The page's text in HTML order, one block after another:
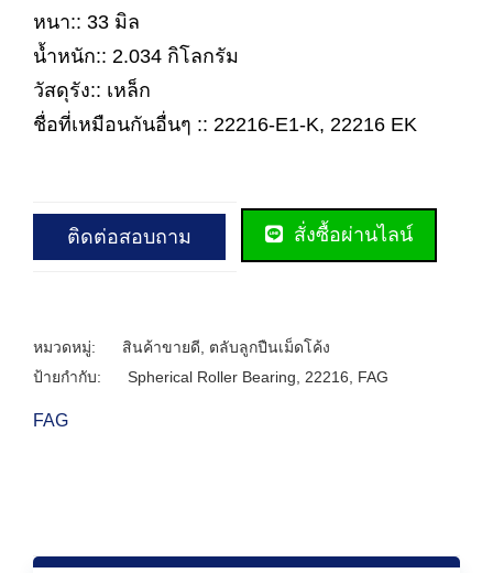
หนา:: 33 มิล
น้ำหนัก:: 2.034 กิโลกรัม
วัสดุรัง:: เหล็ก
ชื่อที่เหมือนกันอื่นๆ :: 22216-E1-K, 22216 EK
ติดต่อสอบถาม สั่งซื้อผ่านไลน์
หมวดหมู่: สินค้าขายดี
ตลับลูกปืนเม็ดโค้ง
ป้ายกำกับ:
Spherical Roller Bearing 22216 FAG
FAG